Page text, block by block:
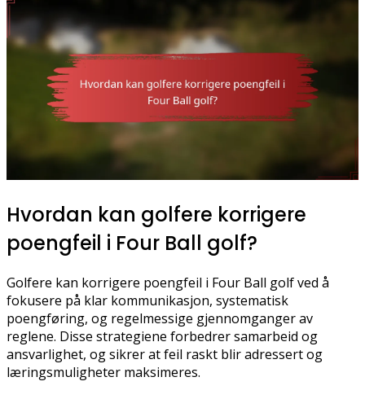
Hvordan kan golfere korrigere
poengfeil i Four Ball golf?
Golfere kan korrigere poengfeil i Four Ball golf ved å
fokusere på klar kommunikasjon, systematisk
poengføring, og regelmessige gjennomganger av
reglene. Disse strategiene forbedrer samarbeid og
ansvarlighet, og sikrer at feil raskt blir adressert og
læringsmuligheter maksimeres.